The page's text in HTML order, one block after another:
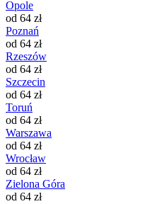
Opole
od 64 zł
Poznań
od 64 zł
Rzeszów
od 64 zł
Szczecin
od 64 zł
Toruń
od 64 zł
Warszawa
od 64 zł
Wrocław
od 64 zł
Zielona Góra
od 64 zł